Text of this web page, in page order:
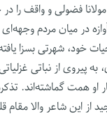
فضولی و واقف را
در میان مردم وجهه‌ای
خود، شهرتی بسزا
پیروی از نباتی
او همت گماشته‌اند.
از این شاعر والا مقام